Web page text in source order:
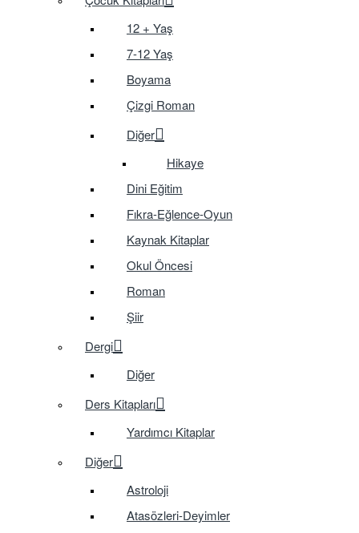
12 + Yaş
7-12 Yaş
Boyama
Çizgi Roman
Diğer
Hikaye
Dini Eğitim
Fıkra-Eğlence-Oyun
Kaynak Kitaplar
Okul Öncesi
Roman
Şiir
Dergi
Diğer
Ders Kitapları
Yardımcı Kitaplar
Diğer
Astroloji
Atasözleri-Deyimler